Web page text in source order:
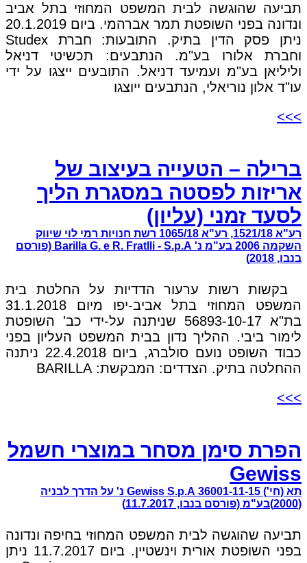
תביעה שהוגשה לבית המשפט המחוזי בתל אביב
ונדונה בפני השופטת תמר אברהמי. ביום 20.1.2019
ניתן פסק הדין בתיק. התובעות: חברת Studex
וחברת אלורו בע"מ. הנתבעים: תכשיטי דניאל
וליליאן בע"מ ועמיעד דניאל. התובעים ייצגו על ידי
עו"ד אלון נוריאלי, הנתבעים ייוצגו
>>>
ברילה – הטעייה בעיצוב של
אריזות לפסטה במסגרת הליך
לסעד זמני (עליון)
רע"א 1521/18, רע"א 1065/18 רשת חנויות רמי לוי שיווק
השקמה 2006 בע"מ נ' Barilla G. e R. Fratlli - S.p.A (פורסם
בנבו, 2018)
בקשות רשות ערעור הדדיות על החלטת בית
המשפט המחוזי בתל אביב-יפו מיום 31.1.2018
בת"א 56893-10-17 שניתנה על-ידי כב' השופטת
לימור ביבי. ההליך נדון בבית המשפט העליון בפני
כבוד השופט נועם סולברג, ביום 22.4.2018 ניתנה
ההחלטה בתיק. הצדדים: המבקשת: BARILLA
>>>
הפרת סימן מסחר במוצרי חשמל
Gewiss
תא (חי') 36001-11-15 Gewiss S.p.A נ' על הדרך לבניה
(2000)בע"מ (פורסם בנבו, 11.7.2017)
תביעה שהוגשה לבית המשפט המחוזי בחיפה ונדונה
בפני השופטת אורית וינשטיין. ביום 11.7.2017 ניתן